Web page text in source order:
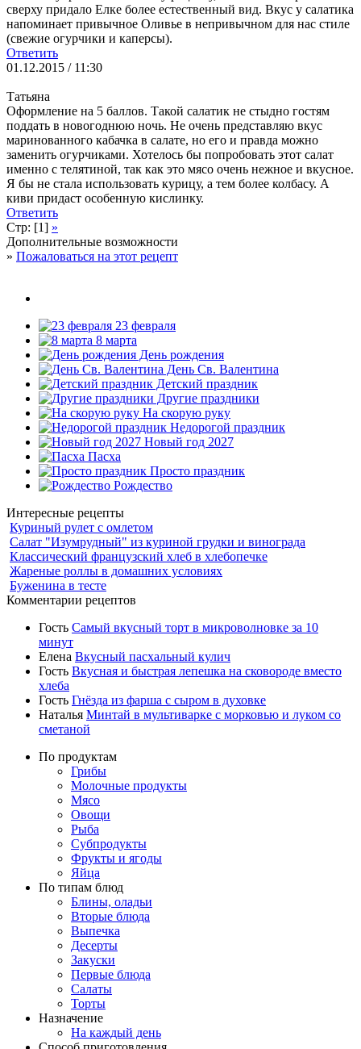
сверху придало Елке более естественный вид. Вкус у салатика
напоминает привычное Оливье в непривычном для нас стиле
(свежие огурчики и каперсы).
Ответить
01.12.2015 / 11:30
Татьяна
Оформление на 5 баллов. Такой салатик не стыдно гостям
поддать в новогоднюю ночь. Не очень представляю вкус
маринованного кабачка в салате, но его и правда можно
заменить огурчиками. Хотелось бы попробовать этот салат
именно с телятиной, так как это мясо очень нежное и вкусное.
Я бы не стала использовать курицу, а тем более колбасу. А
киви придаст особенную кислинку.
Ответить
Стр: [1] »
Дополнительные возможности
» Пожаловаться на этот рецепт
23 февраля
8 марта
День рождения
День Св. Валентина
Детский праздник
Другие праздники
На скорую руку
Недорогой праздник
Новый год 2027
Пасха
Просто праздник
Рождество
Интересные рецепты
Куриный рулет с омлетом
Салат "Изумрудный" из куриной грудки и винограда
Классический французский хлеб в хлебопечке
Жареные роллы в домашних условиях
Буженина в тесте
Комментарии рецептов
Гость Самый вкусный торт в микроволновке за 10
минут
Елена Вкусный пасхальный кулич
Гость Вкусная и быстрая лепешка на сковороде вместо
хлеба
Гость Гнёзда из фарша с сыром в духовке
Наталья Минтай в мультиварке с морковью и луком со
сметаной
По продуктам
Грибы
Молочные продукты
Мясо
Овощи
Рыба
Субпродукты
Фрукты и ягоды
Яйца
По типам блюд
Блины, оладьи
Вторые блюда
Выпечка
Десерты
Закуски
Первые блюда
Салаты
Торты
Назначение
На каждый день